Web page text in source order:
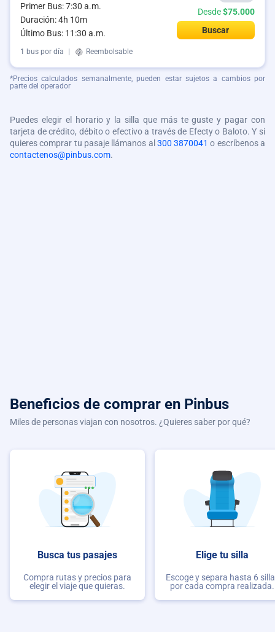
Primer Bus: 7:30 a.m.
Duración: 4h 10m
Último Bus: 11:30 a.m.
Desde$75.000
Buscar
1 bus por día Reembolsable
*Precios calculados semanalmente, pueden estar sujetos a cambios por
parte del operador
Puedes elegir el horario y la silla que más te guste y pagar con
tarjeta de crédito, débito o efectivo a través de Efecty o Baloto. Y si
quieres comprar tu pasaje llámanos al 300 3870041 o escríbenos a
contactenos@pinbus.com.
Beneficios de comprar en Pinbus
Miles de personas viajan con nosotros. ¿Quieres saber por qué?
Busca tus pasajes
Compra rutas y precios para
elegir el viaje que quieras.
Elige tu silla
Escoge y separa hasta 6
por cada compra realizada.